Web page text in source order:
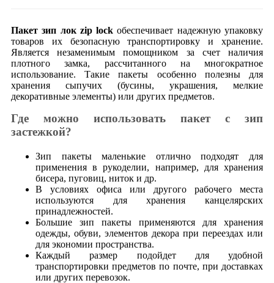
Пакет зип лок zip lockобеспечивает надежную упаковку
товаров их безопасную транспортировку и хранение.
Является незаменимым помощником за счет наличия
плотного замка, рассчитанного на многократное
использование. Такие пакеты особенно полезны для
хранения сыпучих (бусины, украшения, мелкие
декоративные элементы) или других предметов.
Где можно использовать пакет с зип
застежкой?
Зип пакеты маленькие отлично подходят для
применения в рукоделии, например, для хранения
бисера, пуговиц, ниток и др.
В условиях офиса или другого рабочего места
используются для хранения канцелярских
принадлежностей.
Большие зип пакеты применяются для хранения
одежды, обуви, элементов декора при переездах или
для экономии пространства.
Каждый размер подойдет для удобной
транспортировки предметов по почте, при доставках
или других перевозок.